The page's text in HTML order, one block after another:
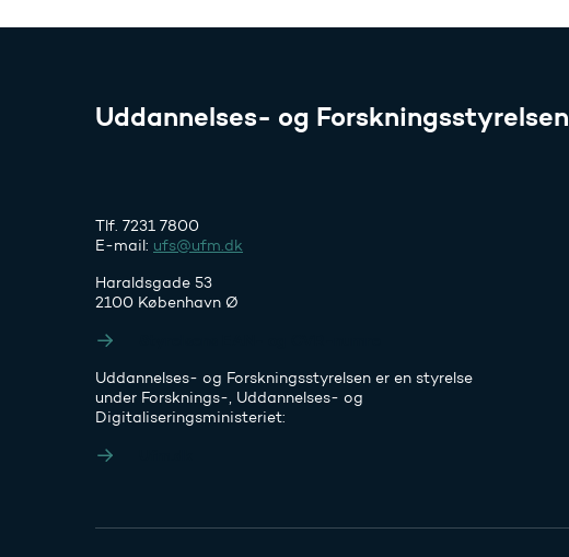
Uddannelses- og Forskningsstyrelsen
Tlf. 7231 7800
E-mail: ufs@ufm.dk
Haraldsgade 53
2100 København Ø
Uddannelses- og Forskningsstyrelsen er en styrelse
under Forsknings-, Uddannelses- og
Digitaliseringsministeriet: